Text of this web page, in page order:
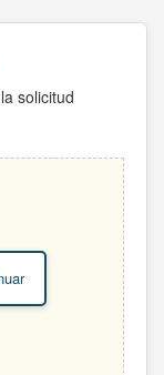
solicitud